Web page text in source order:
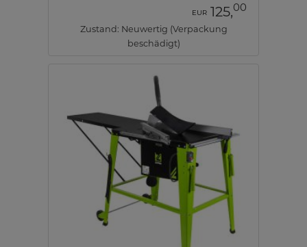
EUR 125,00
Zustand: Neuwertig (Verpackung
beschädigt)